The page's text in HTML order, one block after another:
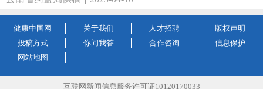
健康中国网 关于我们 人才招聘
版权声明
投稿方式
你问我答 合作咨询
信息保护
网站地图
互联网新闻信息服务许可证10120170033